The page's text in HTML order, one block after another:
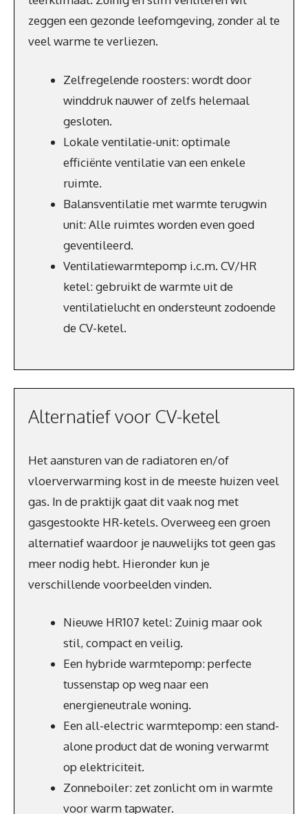
zeggen een gezonde leefomgeving, zonder al te
veel warme te verliezen.
Zelfregelende roosters: wordt door
winddruk nauwer of zelfs helemaal
gesloten.
Lokale ventilatie-unit: optimale
efficiënte ventilatie van een enkele
ruimte.
Balansventilatie met warmte terugwin
unit: Alle ruimtes worden even goed
geventileerd.
Ventilatiewarmtepomp i.c.m. CV/HR
ketel: gebruikt de warmte uit de
ventilatielucht en ondersteunt zodoende
de CV-ketel.
Alternatief voor CV-ketel
Het aansturen van de radiatoren en/of
vloerverwarming kost in de meeste huizen veel
gas. In de praktijk gaat dit vaak nog met
gasgestookte HR-ketels. Overweeg een groen
alternatief waardoor je nauwelijks tot geen gas
meer nodig hebt. Hieronder kun je
verschillende voorbeelden vinden.
Nieuwe HR107 ketel: Zuinig maar ook
stil, compact en veilig.
Een hybride warmtepomp: perfecte
tussenstap op weg naar een
energieneutrale woning.
Een all-electric warmtepomp: een stand-
alone product dat de woning verwarmt
op elektriciteit.
Zonneboiler: zet zonlicht om in warmte
voor warm tapwater.